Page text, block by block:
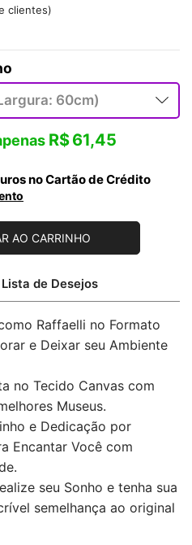
clientes)
R$61,45
no Cartão de Crédito
AO CARRINHO
de Desejos
Raffaelli no Formato
e Deixar seu Ambiente
no Tecido Canvas com
Museus.
e Dedicação por
Encantar Você com
seu Sonho e tenha sua
semelhança ao original